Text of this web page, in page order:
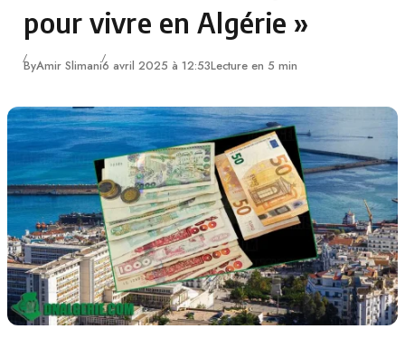
pour vivre en Algérie »
ByAmir Slimani6 avril 2025 à 12:53Lecture en 5 min